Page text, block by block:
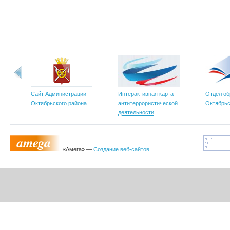
Сайт Администрации
Октябрьского района
Интерактивная карта
антитеррористической
деятельности
Отдел
«Амега» — Создание веб-сайтов